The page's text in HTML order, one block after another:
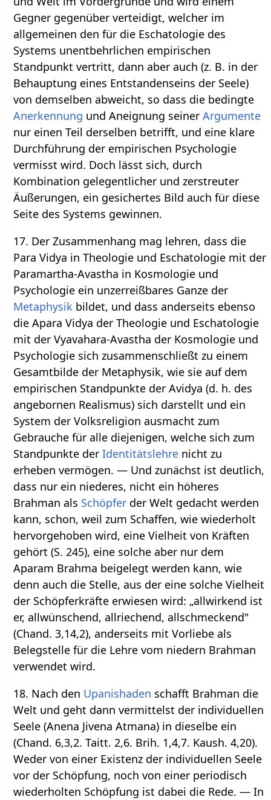
Gegner gegenüber verteidigt, welcher im
allgemeinen den für die Eschatologie des
Systems unentbehrlichen empirischen
Standpunkt vertritt, dann aber auch (z. B. in der
Behauptung eines Entstandenseins der Seele)
von demselben abweicht, so dass die bedingte
Anerkennung und Aneignung seinerArgumente
nur einen Teil derselben betrifft, und eine klare
Durchführung der empirischen Psychologie
vermisst wird. Doch lässt sich, durch
Kombination gelegentlicher und zerstreuter
Äußerungen, ein gesichertes Bild auch für diese
Seite des Systems gewinnen.
17. Der Zusammenhang mag lehren, dass die
Para Vidya in Theologie und Eschatologie mit der
Paramartha-Avastha in Kosmologie und
Psychologie ein unzerreißbares Ganze der
Metaphysik bildet, und dass anderseits ebenso
die Apara Vidya der Theologie und Eschatologie
mit der Vyavahara-Avastha der Kosmologie und
Psychologie sich zusammenschließt zu einem
Gesamtbilde der Metaphysik, wie sie auf dem
empirischen Standpunkte der Avidya (d. h. des
angebornen Realismus) sich darstellt und ein
System der Volksreligion ausmacht zum
Gebrauche für alle diejenigen, welche sich zum
Standpunkte derIdentitätslehre nicht zu
erheben vermögen. — Und zunächst ist deutlich,
dass nur ein niederes, nicht ein höheres
Brahman als Schöpfer der Welt gedacht werden
kann, schon, weil zum Schaffen, wie wiederholt
hervorgehoben wird, eine Vielheit von Kräften
gehört (S. 245), eine solche aber nur dem
Aparam Brahma beigelegt werden kann, wie
denn auch die Stelle, aus der eine solche Vielheit
der Schöpferkräfte erwiesen wird: „allwirkend ist
er, allwünschend, allriechend, allschmeckend"
(Chand. 3,14,2), anderseits mit Vorliebe als
Belegstelle für die Lehre vom niedern Brahman
verwendet wird.
18. Nach den Upanishaden schafft Brahman die
Welt und geht dann vermittelst der individuellen
Seele (Anena Jivena Atmana) in dieselbe ein
(Chand. 6,3,2. Taitt. 2,6. Brih. 1,4,7. Kaush. 4,20).
Weder von einer Existenz der individuellen Seele
vor der Schöpfung, noch von einer periodisch
wiederholten Schöpfung ist dabei die Rede. — In